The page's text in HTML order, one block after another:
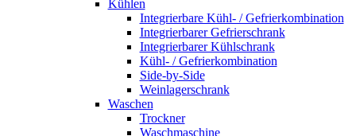
Kühlen
Integrierbare Kühl- / Gefrierkombination
Integrierbarer Gefrierschrank
Integrierbarer Kühlschrank
Kühl- / Gefrierkombination
Side-by-Side
Weinlagerschrank
Waschen
Trockner
Waschmaschine